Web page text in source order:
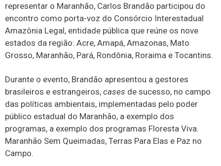
representar o Maranhão, Carlos Brandão participou do
encontro como porta-voz do Consórcio Interestadual
Amazônia Legal, entidade pública que reúne os nove
estados da região: Acre, Amapá, Amazonas, Mato
Grosso, Maranhão, Pará, Rondônia, Roraima e Tocantins.
Durante o evento, Brandão apresentou a gestores
brasileiros e estrangeiros, cases de sucesso, no campo
das políticas ambientais, implementadas pelo poder
público estadual do Maranhão, a exemplo dos
programas, a exemplo dos programas Floresta Viva.
Maranhão Sem Queimadas, Terras Para Elas e Paz no
Campo.